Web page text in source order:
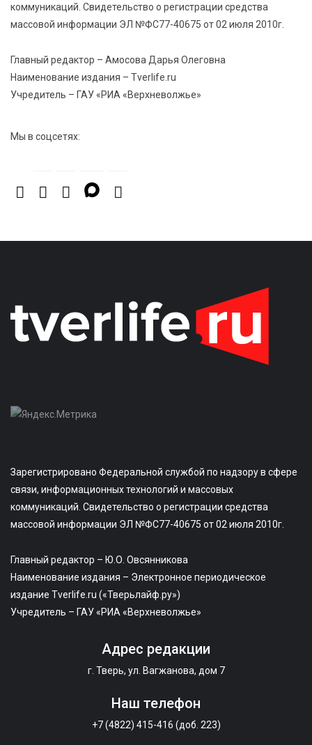
7 Авг 2026 15:10 249
появится новая беговая трасса для
профессиональных спортсменов
заслуги тренеров и атлетов
коммуникаций. Свидетельство о регистрации средства
массовой информации ЭЛ №ФС77-40675 от 02 июля 2010г.
Главный редактор – Амосова Дарья Олеговна
Наименование издания – Tverlife.ru
Учредитель – ГАУ «РИА «Верхневолжье»
Мы в соцсетях:
Зарегистрировано Федеральной службой по надзору в сфере
связи, информационных технологий и массовых
коммуникаций. Свидетельство о регистрации средства
массовой информации ЭЛ №ФС77-40675 от 02 июля 2010г.
Главный редактор – Ю.О. Овсянникова
Наименование издания – Электронное периодическое
издание Tverlife.ru («Тверьлайф.ру»)
Учредитель – ГАУ «РИА «Верхневолжье»
Адрес редакции
г. Тверь, ул. Вагжанова, дом 7
Наш телефон
+7 (4822) 415-416 (доб. 223)